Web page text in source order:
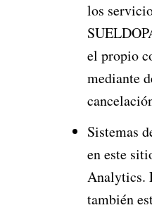
los
el propio
mediante
Sistemas
en este
Analytics.
también